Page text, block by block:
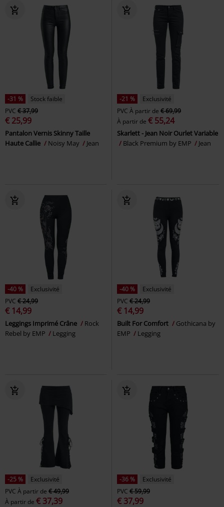
-31 %
Stock faible
PVC € 37,99
€ 25,99
Pantalon Vernis Skinny Taille
Haute Callie
Noisy May Jean
-21 %
Exclusivité
PVC À partir de € 69,99
À partir de € 55,24
Skarlett - Jean Noir Ourlet Variable
Black Premium by EMP
Jean
-40 %
Exclusivité
PVC € 24,99
€ 14,99
Leggings Imprimé Crâne
Rock
Rebel by EMP
Legging
-40 %
Exclusivité
PVC € 24,99
€ 14,99
Built For Comfort
Gothicana by
EMP
Legging
-25 %
Exclusivité
PVC À partir de € 49,99
À partir de € 37,39
-36 %
Exclusivité
PVC € 59,99
€ 37,99